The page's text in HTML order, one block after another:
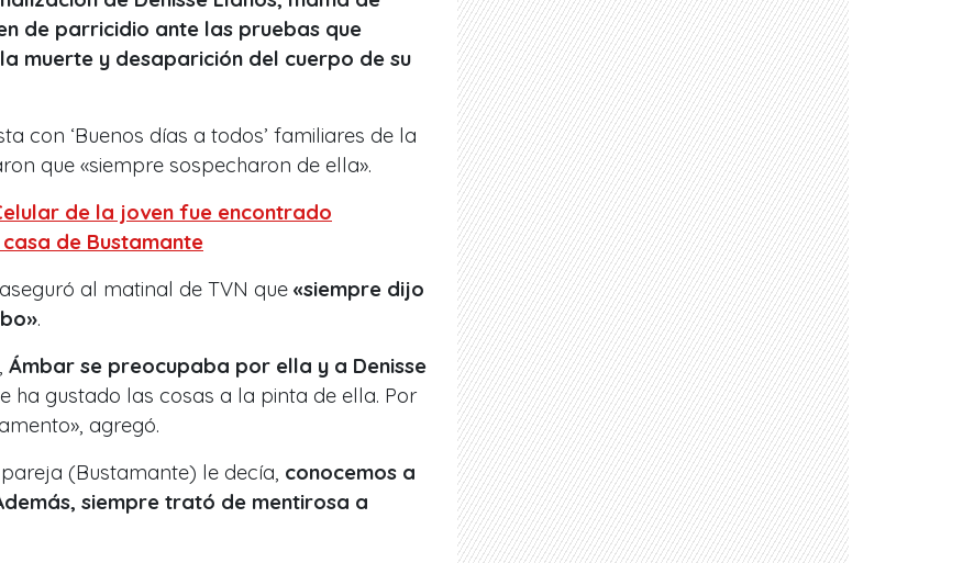
de parricidio ante las pruebas que
muerte y desaparición del cuerpo de su
con ‘Buenos días a todos’ familiares de la
que «siempre sospecharon de ella».
de la joven fue encontrado
de Bustamante
al matinal de TVN que «siempre dijo
.
Ámbar se preocupaba por ella y a Denisse
ha gustado las cosas a la pinta de ella. Por
agregó.
(Bustamante) le decía, conocemos a
siempre trató de mentirosa a